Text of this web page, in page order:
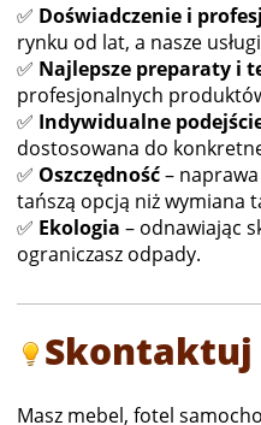
✅ Doświadczenie i
rynku od lat, a nasze
✅ Najlepsze preparaty i
profesjonalnych
✅ Indywidualne
dostosowana do
✅ Oszczędność–
tańszą opcją niż wymiana
✅ Ekologia – odnawiając
ograniczasz odpady.
Skontaktuj
Masz mebel, fotel